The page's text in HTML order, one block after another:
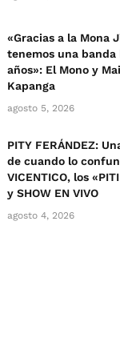
«Gracias a la Mona
tenemos una banda
años»: El Mono y
Kapanga
agosto 5, 2026
PITY FERÁNDEZ:
de cuando lo
VICENTICO, los
y SHOW EN VIVO
agosto 4, 2026